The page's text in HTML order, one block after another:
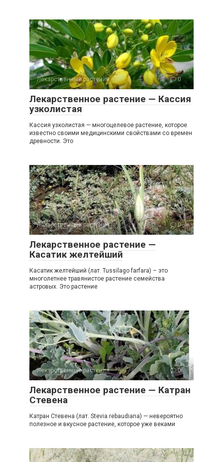
Лекарственные растения 0
Лекарственное растение — Кассия
узколистая
Кассия узколистая — многоцелевое растение, которое
известно своими медицинскими свойствами со времен
древности. Это
Лекарственные растения 0
Лекарственное растение —
Касатик желтейший
Касатик желтейший (лат. Tussilago farfara) – это
многолетнее травянистое растение семейства
астровых. Это растение
Лекарственные растения 0
Лекарственное растение — Катран
Стевена
Катран Стевена (лат. Stevia rebaudiana) — невероятно
полезное и вкусное растение, которое уже веками